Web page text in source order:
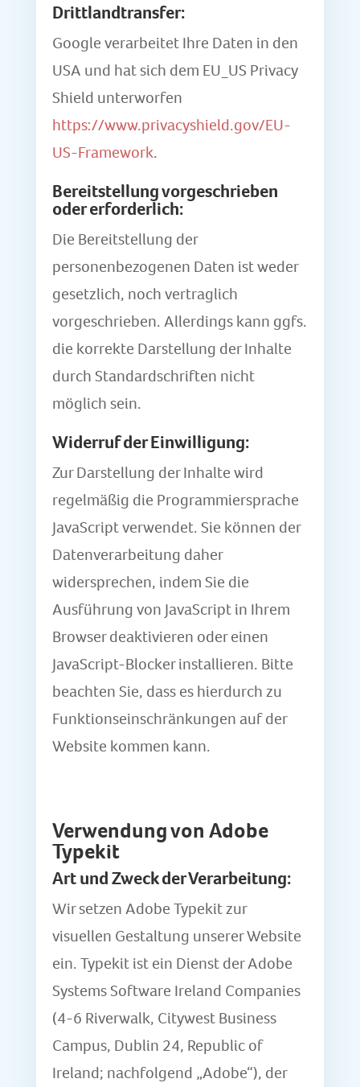
Drittlandtransfer:
Google verarbeitet Ihre Daten in den
USA und hat sich dem EU_US Privacy
Shield unterworfen
https://www.privacyshield.gov/EU-
US-Framework.
Bereitstellung vorgeschrieben
oder erforderlich:
Die Bereitstellung der
personenbezogenen Daten ist weder
gesetzlich, noch vertraglich
vorgeschrieben. Allerdings kann ggfs.
die korrekte Darstellung der Inhalte
durch Standardschriften nicht
möglich sein.
Widerruf der Einwilligung:
Zur Darstellung der Inhalte wird
regelmäßig die Programmiersprache
JavaScript verwendet. Sie können der
Datenverarbeitung daher
widersprechen, indem Sie die
Ausführung von JavaScript in Ihrem
Browser deaktivieren oder einen
JavaScript-Blocker installieren. Bitte
beachten Sie, dass es hierdurch zu
Funktionseinschränkungen auf der
Website kommen kann.
Verwendung von Adobe
Typekit
Art und Zweck der Verarbeitung:
Wir setzen Adobe Typekit zur
visuellen Gestaltung unserer Website
ein. Typekit ist ein Dienst der Adobe
Systems Software Ireland Companies
(4-6 Riverwalk, Citywest Business
Campus, Dublin 24, Republic of
Ireland; nachfolgend „Adobe“), der